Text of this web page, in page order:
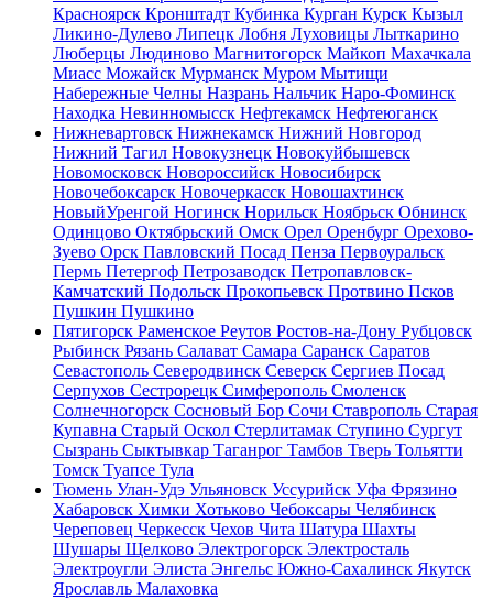
Красноярск Кронштадт Кубинка Курган Курск Кызыл
Ликино-Дулево Липецк Лобня Луховицы Лыткарино
Люберцы Людиново Магнитогорск Майкоп Махачкала
Миасс Можайск Мурманск Муром Мытищи
Набережные Челны Назрань Нальчик Наро-Фоминск
Находка Невинномысск Нефтекамск Нефтеюганск
Нижневартовск Нижнекамск Нижний Новгород
Нижний Тагил Новокузнецк Новокуйбышевск
Новомосковск Новороссийск Новосибирск
Новочебоксарск Новочеркасск Новошахтинск
НовыйУренгой Ногинск Норильск Ноябрьск Обнинск
Одинцово Октябрьский Омск Орел Оренбург Орехово-
Зуево Орск Павловский Посад Пенза Первоуральск
Пермь Петергоф Петрозаводск Петропавловск-
Камчатский Подольск Прокопьевск Протвино Псков
Пушкин Пушкино
Пятигорск Раменское Реутов Ростов-на-Дону Рубцовск
Рыбинск Рязань Салават Самара Саранск Саратов
Севастополь Северодвинск Северск Сергиев Посад
Серпухов Сестрорецк Симферополь Смоленск
Солнечногорск Сосновый Бор Сочи Ставрополь Старая
Купавна Старый Оскол Стерлитамак Ступино Сургут
Сызрань Сыктывкар Таганрог Тамбов Тверь Тольятти
Томск Туапсе Тула
Тюмень Улан-Удэ Ульяновск Уссурийск Уфа Фрязино
Хабаровск Химки Хотьково Чебоксары Челябинск
Череповец Черкесск Чехов Чита Шатура Шахты
Шушары Щелково Электрогорск Электросталь
Электроугли Элиста Энгельс Южно-Сахалинск Якутск
Ярославль Малаховка